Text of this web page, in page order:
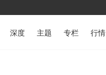
深度 主题 专栏 行情